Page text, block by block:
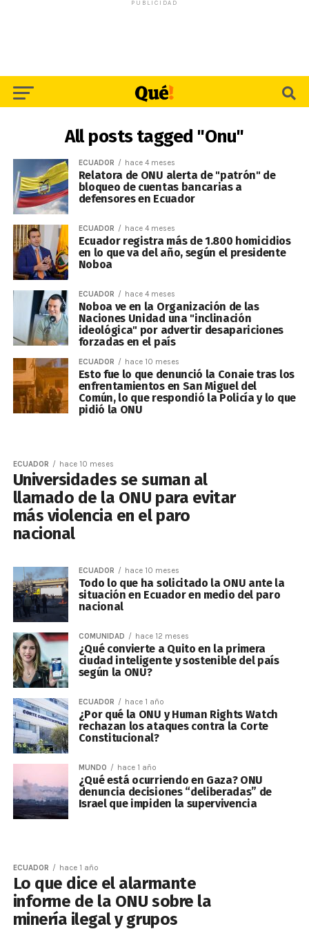
PUBLICIDAD
All posts tagged "Onu"
ECUADOR hace 4 meses
Relatora de ONU alerta de "patrón" de
bloqueo de cuentas bancarias a
defensores en Ecuador
ECUADOR hace 4 meses
Ecuador registra más de 1.800 homicidios
en lo que va del año, según el presidente
Noboa
ECUADOR hace 4 meses
Noboa ve en la Organización de las
Naciones Unidad una "inclinación
ideológica" por advertir desapariciones
forzadas en el país
ECUADOR hace 10 meses
Esto fue lo que denunció la Conaie tras los
enfrentamientos en San Miguel del
Común, lo que respondió la Policía y lo que
pidió la ONU
ECUADOR hace 10 meses
Universidades se suman al
llamado de la ONU para evitar
más violencia en el paro
nacional
ECUADOR hace 10 meses
Todo lo que ha solicitado la ONU ante la
situación en Ecuador en medio del paro
nacional
COMUNIDAD hace 12 meses
¿Qué convierte a Quito en la primera
ciudad inteligente y sostenible del país
según la ONU?
ECUADOR hace 1 año
¿Por qué la ONU y Human Rights Watch
rechazan los ataques contra la Corte
Constitucional?
MUNDO hace 1 año
¿Qué está ocurriendo en Gaza? ONU
denuncia decisiones “deliberadas” de
Israel que impiden la supervivencia
ECUADOR hace 1 año
Lo que dice el alarmante
informe de la ONU sobre la
minería ilegal y grupos